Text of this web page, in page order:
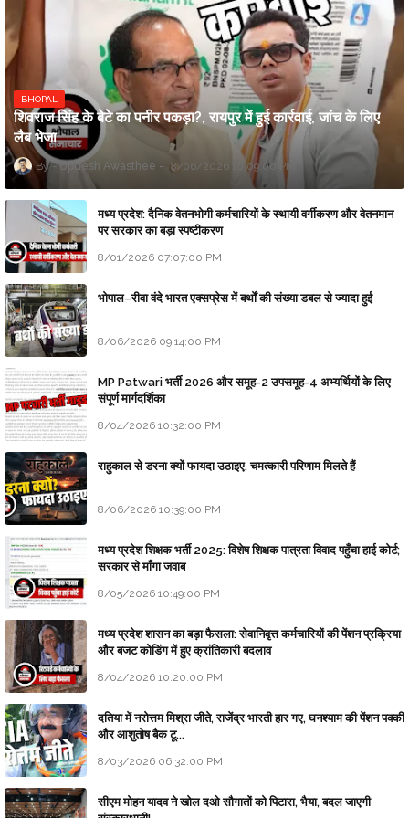
BHOPAL
शिवराज सिंह के बेटे का पनीर पकड़ा?, रायपुर में हुई कार्रवाई, जांच के लिए
लैब भेजा
Updesh Awasthee 8/06/2026 10:09:00 PM
मध्य प्रदेश: दैनिक वेतनभोगी कर्मचारियों के स्थायी वर्गीकरण और वेतनमान
पर सरकार का बड़ा स्पष्टीकरण
8/01/2026 07:07:00 PM
भोपाल–रीवा वंदे भारत एक्सप्रेस में बर्थों की संख्या डबल से ज्यादा हुई
8/06/2026 09:14:00 PM
MP Patwari भर्ती 2026 और समूह-2 उपसमूह-4 अभ्यर्थियों के लिए
संपूर्ण मार्गदर्शिका
8/04/2026 10:32:00 PM
राहुकाल से डरना क्यों फायदा उठाइए, चमत्कारी परिणाम मिलते हैं
8/06/2026 10:39:00 PM
मध्य प्रदेश शिक्षक भर्ती 2025: विशेष शिक्षक पात्रता विवाद पहुँचा हाई कोर्ट;
सरकार से माँगा जवाब
8/05/2026 10:49:00 PM
मध्य प्रदेश शासन का बड़ा फैसला: सेवानिवृत्त कर्मचारियों की पेंशन प्रक्रिया
और बजट कोडिंग में हुए क्रांतिकारी बदलाव
8/04/2026 10:20:00 PM
दतिया में नरोत्तम मिश्रा जीते, राजेंद्र भारती हार गए, घनश्याम की पेंशन पक्की
और आशुतोष बैक टू...
8/03/2026 06:32:00 PM
सीएम मोहन यादव ने खोल दओ सौगातों को पिटारा, भैया, बदल जाएगी